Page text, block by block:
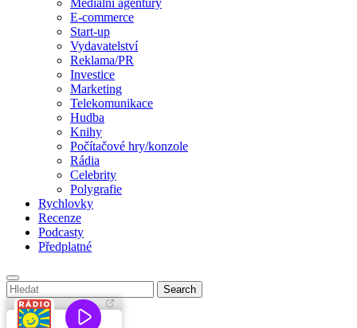
Mediální agentury
E-commerce
Start-up
Vydavatelství
Reklama/PR
Investice
Marketing
Telekomunikace
Hudba
Knihy
Počítačové hry/konzole
Rádia
Celebrity
Polygrafie
Rychlovky
Recenze
Podcasty
Předplatné